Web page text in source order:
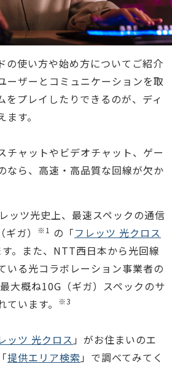
の使い方や始め方についてご紹介
ーザーとコミュニケーションを取
をプレイしたりできるのが、ディ
す。
チャットやビデオチャット、ゲー
なら、高速・高品質な回線が欠か
ッツ光史上、最速スペックの通信
ガ）
※1 の「フレッツ 光クロス
。また、NTT西日本から光回線
いる光コラボレーション事業者の
大概ね10G（ギガ）スペックのサ
います。
※3
ッツ 光クロス 」がお住まいのエ
提供エリア検索 」で調べてみてく